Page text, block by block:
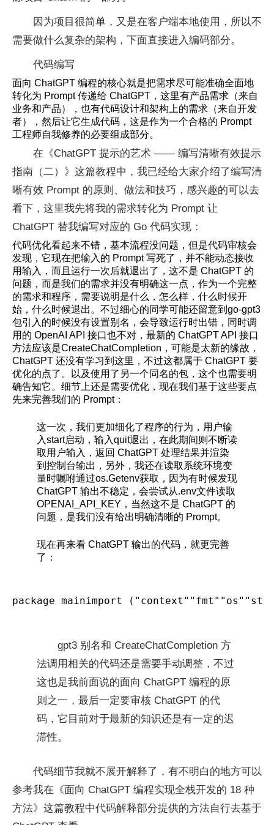
因为项目很简单，又是在客户端本地使用，所以不
需要做什么复杂的架构，下面直接进入编码部分。
代码编写
面向 ChatGPT 编程的核心就是把需求尽可能准确全面地
转化为 Prompt 传递给 ChatGPT，这里有产品需求（来自
业务和产品），也有代码设计和架构上的需求（来自开发
者），然后让它生成代码，这是作为一个合格的 Prompt
工程师自我修养的必要组成部分。
在《ChatGPT 提示的艺术 —— 编写清晰有效提示
指南（二）》这篇教程中，我已经给大家介绍了编写清
晰有效 Prompt 的原则、做法和技巧，感兴趣的可以去
看下，这里我先将我的需求转化为 Prompt 让
ChatGPT 替我编写对应的 Go 代码实现：
代码优化看起来不错，基本流程没问题，但是代码审核会
发现，它现在把输入的 Prompt 写死了，并不能动态接收
用输入，而且运行一次后就退出了，这不是 ChatGPT 的
问题，而是我们的需求并没有明确这一点，作为一个完整
的需求和程序，需要说明是什么，怎么样，什么时候开
始，什么时候退出。不过细心的同学可能还留意到go-gpt3
包引入的时候没有设置别名，会导致运行时出错，同时调
用的 OpenAI API 接口也不对，最新的 ChatGPT API 接口
方法应该是CreateChatCompletion，可能是太新的缘故，
ChatGPT 还没有学习到这里，不过这都属于 ChatGPT 要
优化的点了。以及使用了另一个同名的包，这个也需要明
确告知它。细节上还是需要优化，现在我们基于这些要点
先来完善我们的 Prompt：
这一次，我们更加细化了程序的行为，用户输
入start启动，输入quit退出，在此期间则不断读
取用户输入，返回 ChatGPT 处理结果并渲染
到控制台输出，另外，我还在读取系统环境变
量时嘱咐通过os.Getenv获取，因为有时候发现
ChatGPT 输出不稳定，会尝试从.env文件读取
OPENAI_API_KEY，当然这不是 ChatGPT 的
问题，是我们没有给出明确清晰的 Prompt。
现在再来看 ChatGPT 输出的代码，就更完善
了：
package mainimport
gpt3 别名和 CreateChatCompletion 方
法调用相关的代码还是需要手动调整，不过
这也是我前面说的面向 ChatGPT 编程的原
则之一，最后一定要审核 ChatGPT 的代
码，它目前对于最新的知识还是有一定的迟
滞性。
代码细节我就不展开解释了，有不明白的地方可以
参考我在《面向 ChatGPT 编程实现全栈开发的 18 种
方法》这篇教程中代码解释部分提供的方法自行去基于